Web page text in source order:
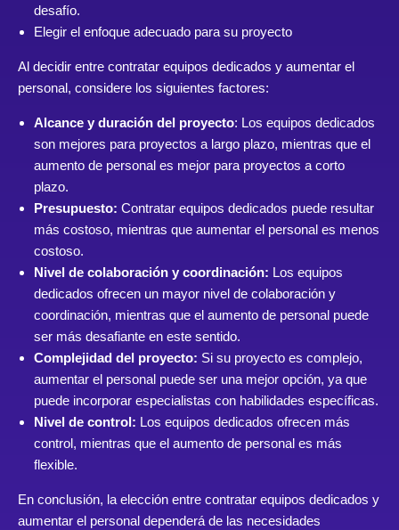
desafío.
Elegir el enfoque adecuado para su proyecto
Al decidir entre contratar equipos dedicados y aumentar el
personal, considere los siguientes factores:
Alcance y duración del proyecto: Los equipos dedicados
son mejores para proyectos a largo plazo, mientras que el
aumento de personal es mejor para proyectos a corto
plazo.
Presupuesto: Contratar equipos dedicados puede resultar
más costoso, mientras que aumentar el personal es menos
costoso.
Nivel de colaboración y coordinación: Los equipos
dedicados ofrecen un mayor nivel de colaboración y
coordinación, mientras que el aumento de personal puede
ser más desafiante en este sentido.
Complejidad del proyecto: Si su proyecto es complejo,
aumentar el personal puede ser una mejor opción, ya que
puede incorporar especialistas con habilidades específicas.
Nivel de control: Los equipos dedicados ofrecen más
control, mientras que el aumento de personal es más
flexible.
En conclusión, la elección entre contratar equipos dedicados y
aumentar el personal dependerá de las necesidades